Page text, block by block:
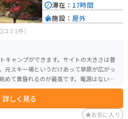
コミ1件）
キャンプができます。サイトの大きさは普
元スキー場というだけあって草原が広がっ
めて黄昏れるのが最高です。電源はないので
防寒対策をしっかりして訪れてください。
詳しく見る
滞在： 17時間
施設： 屋外
お気に入り